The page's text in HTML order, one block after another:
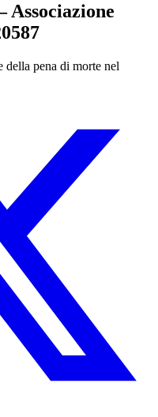
Associazione
pena di morte nel